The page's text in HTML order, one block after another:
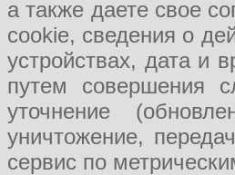
а также даете свое
cookie, сведения о
устройствах, дата и
путем совершения
уточнение
уничтожение,
сервис по